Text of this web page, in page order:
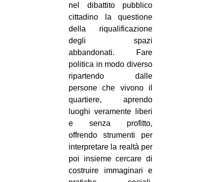
nel dibattito pubblico
cittadino la questione
della riqualificazione
degli spazi
abbandonati. Fare
politica in modo diverso
ripartendo dalle
persone che vivono il
quartiere, aprendo
luoghi veramente liberi
e senza profitto,
offrendo strumenti per
interpretare la realtà per
poi insieme cercare di
costruire immaginari e